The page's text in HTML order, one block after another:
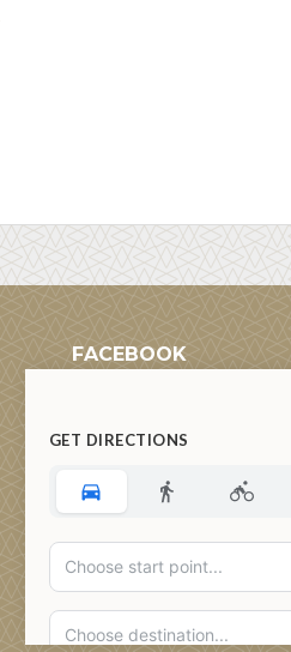
FACEBOOK
GET DIRECTIONS